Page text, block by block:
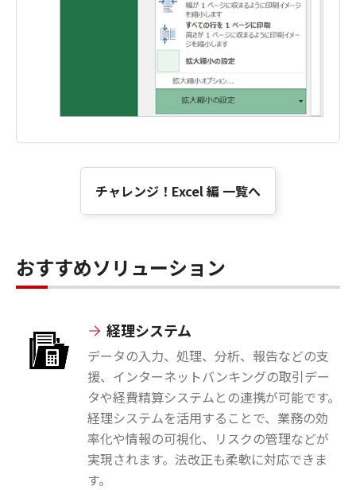
チャレンジ！Excel 編 一覧へ
おすすめソリューション
経理システム
データの入力、処理、分析、報告などの支
援、インターネットバンキングの取引デー
タや経費精算システムとの連携が可能です。
経理システムを活用することで、業務の効
率化や情報の可視化、リスクの管理などが
実現されます。法改正も柔軟に対応できま
す。